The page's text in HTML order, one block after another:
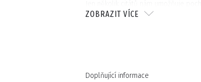
"Je to jen knockout!" - New York Times.
ZOBRAZIT VÍCE
Doplňující informace